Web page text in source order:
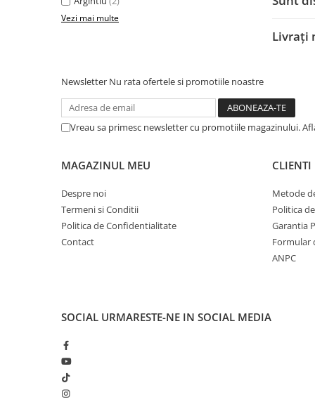
Mufe si conectori irigare
Sere si solarii
Termometre Meteo
Unelte gradinarit
Balsam de rufe profesional
Detergenti de vase profesionali
Pentru masini de spalat si polish
Pachet curățenie
Sapun de maini profesional
Sisteme de dozaj profesionale
Solutii curatenie super
Vezi mai multe
Livrați
Newsletter Nu rata ofertele si promotiile noastre
Vreau sa primesc newsletter cu promotiile magazinului.
MAGAZINUL MEU
Despre noi
Termeni si Conditii
Politica de Confidentialitate
Contact
CLIENTI
Metode
Politica
Garantia
Formular
ANPC
SOCIAL URMARESTE-NE IN SOCIAL MEDIA